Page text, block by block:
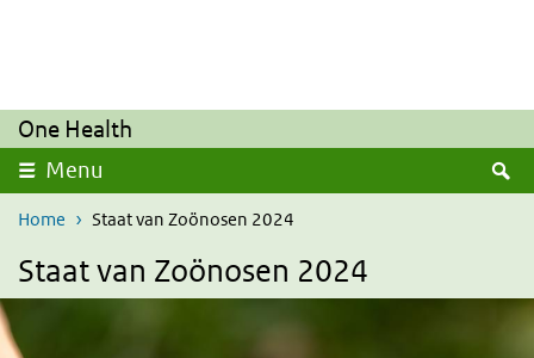
One Health
Menu
Home Staat van Zoönosen 2024
Staat van Zoönosen 2024